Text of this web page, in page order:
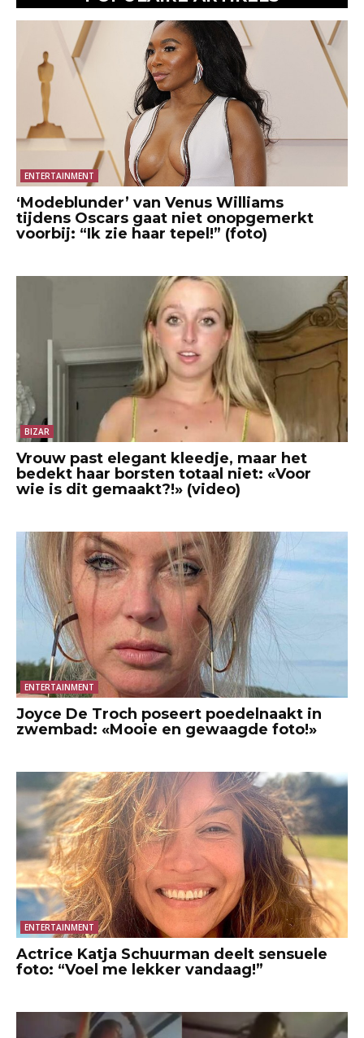
ENTERTAINMENT
‘Modeblunder’ van Venus Williams
tijdens Oscars gaat niet onopgemerkt
voorbij: “Ik zie haar tepel!” (foto)
BIZAR
Vrouw past elegant kleedje, maar het
bedekt haar borsten totaal niet: «Voor
wie is dit gemaakt?!» (video)
ENTERTAINMENT
Joyce De Troch poseert poedelnaakt in
zwembad: «Mooie en gewaagde foto!»
ENTERTAINMENT
Actrice Katja Schuurman deelt sensuele
foto: “Voel me lekker vandaag!”